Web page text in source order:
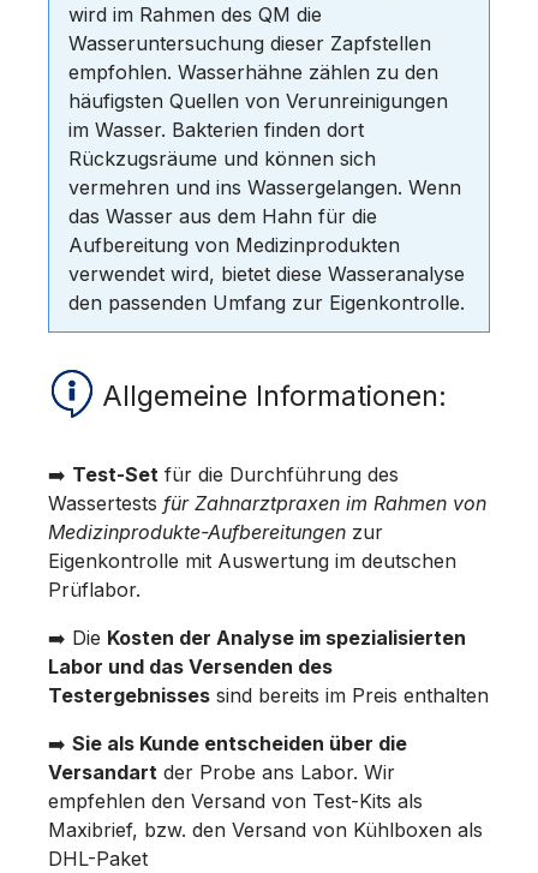
wird im Rahmen des QM die
Wasseruntersuchung dieser Zapfstellen
empfohlen. Wasserhähne zählen zu den
häufigsten Quellen von Verunreinigungen
im Wasser. Bakterien finden dort
Rückzugsräume und können sich
vermehren und ins Wassergelangen. Wenn
das Wasser aus dem Hahn für die
Aufbereitung von Medizinprodukten
verwendet wird, bietet diese Wasseranalyse
den passenden Umfang zur Eigenkontrolle.
Allgemeine Informationen:
➡️ Test-Set für die Durchführung des
Wassertests für Zahnarztpraxen im Rahmen von
Medizinprodukte-Aufbereitungen zur
Eigenkontrolle mit Auswertung im deutschen
Prüflabor.
➡️ Die Kosten der Analyse im spezialisierten
Labor und das Versenden des
Testergebnisses sind bereits im Preis enthalten
➡️ Sie als Kunde entscheiden über die
Versandart der Probe ans Labor. Wir
empfehlen den Versand von Test-Kits als
Maxibrief, bzw. den Versand von Kühlboxen als
DHL-Paket